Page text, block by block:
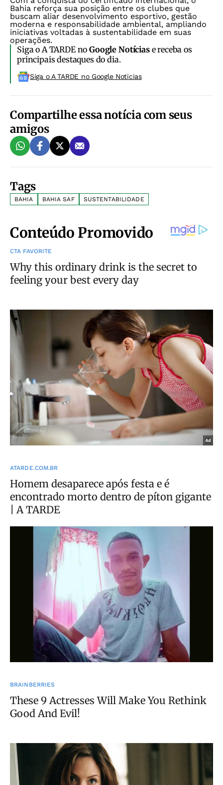
Bahia reforça sua posição entre os clubes que
buscam aliar desenvolvimento esportivo, gestão
moderna e responsabilidade ambiental, ampliando
iniciativas voltadas à sustentabilidade em suas
operações.
Siga o A TARDE noGoogle Notíciase receba os
principais destaques do dia.
Siga o A TARDE no Google Noticias
Compartilhe essa notícia com seus
amigos
Tags
BAHIA BAHIA SAF SUSTENTABILIDADE